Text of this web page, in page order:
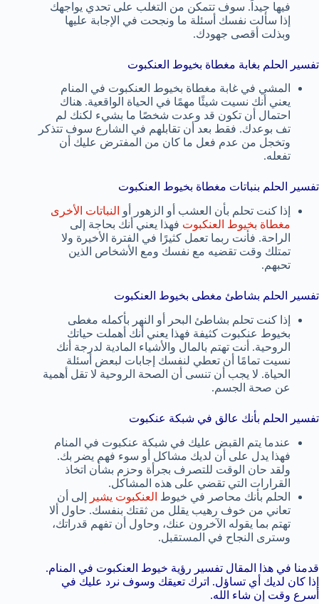
فيها جيداً. سوف تتمكن من التغلب على تحدي يواجهك
إذا سألت نفسك أسئلة ما ونجحت في الإجابة عليها
وبذلت أقصى جهودك.
تفسير الحلم بغابة مغطاة بخيوط العنكبوت
المشي في غابة مغطاة بخيوط العنكبوت في المنام
يعني أنك نسيت شيئًا مهمًا في الحياة الواقعية. هناك
احتمال أن تكون قد وعدت شخصًا ما بشيء لكنك لم
تف بوعدك. فقط بعد أن تقابلهم في الشارع سوف تتذكر
وتخجل من عدم فعل ما كان من المفترض عليك أن
تفعله.
تفسير الحلم بنباتات مغطاة بخيوط العنكبوت
إذا كنت تحلم بأن العشب أو الزهور أو النباتات الأخرى
مغطاة بخيوط العنكبوت فهذا يعني أنك بحاجة إلى
الراحة. فأنت ربما تعمل كثيرًا في الفترة الأخيرة ولا
تمتلك وقت تقضيه مع نفسك ومع الأشخاص الذين
تحبهم.
تفسير الحلم بشاطئ مغطى بخيوط العنكبوت
إذا كنت تحلم بشاطئ البحر أو النهر بأكمله مغطى
بخيوط عنكبوت كثيفة فهذا يعني أنك أهملت حياتك
الروحية. أنت تهتم بالمال والأشياء المادية لدرجة أنك
نسيت تمامًا أن تعطي لنفسك إجابات لبعض أسئلة
الحياة. لا يجب أن تنسى أن الصحة الروحية لا تقل أهمية
عن صحة الجسم.
تفسير الحلم بأنك عالق في شبكة عنكبوت
عندما يتم القبض عليك في شبكة عنكبوت في المنام
فهذا يدل على أن لديك مشاكل أو سوء فهم يضر بك.
ولقد حان الوقت للتصرف بجرأة وحزم بشأن اتخاذ
القرارات التي تقضي على هذه المشاكل.
الحلم بأنك محاصر في خيوط العنكبوت يشير
إلى أن
تعاني من خوف رهيب يقلل من ثقتك بنفسك. حاول ألا
تهتم بما يقوله الآخرون عنك، وحاول أن تفهم قدراتك،
وسترى النجاح في المستقبل.
قدمنا في هذا المقال تفسير رؤية خيوط العنكبوت في المنام.
إذا كان لديك أي تساؤل. اترك تعيقك وسوف نرد عليك في
أسرع وقت إن شاء الله.